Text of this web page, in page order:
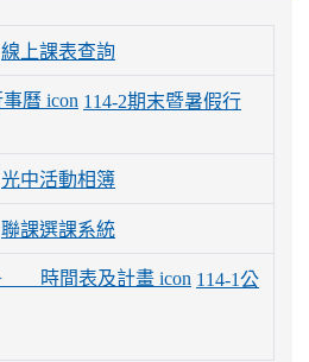
線上課表查詢
114-2期末暨暑假行
光中活動相簿
聯課選課系統
114-1公